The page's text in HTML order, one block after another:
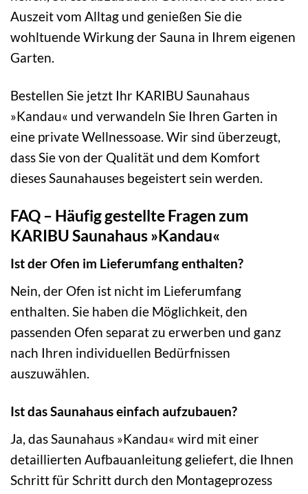
Auszeit vom Alltag und genießen Sie die
wohltuende Wirkung der Sauna in Ihrem eigenen
Garten.
Bestellen Sie jetzt Ihr KARIBU Saunahaus
»Kandau« und verwandeln Sie Ihren Garten in
eine private Wellnessoase. Wir sind überzeugt,
dass Sie von der Qualität und dem Komfort
dieses Saunahauses begeistert sein werden.
FAQ – Häufig gestellte Fragen zum
KARIBU Saunahaus »Kandau«
Ist der Ofen im Lieferumfang enthalten?
Nein, der Ofen ist nicht im Lieferumfang
enthalten. Sie haben die Möglichkeit, den
passenden Ofen separat zu erwerben und ganz
nach Ihren individuellen Bedürfnissen
auszuwählen.
Ist das Saunahaus einfach aufzubauen?
Ja, das Saunahaus »Kandau« wird mit einer
detaillierten Aufbauanleitung geliefert, die Ihnen
Schritt für Schritt durch den Montageprozess